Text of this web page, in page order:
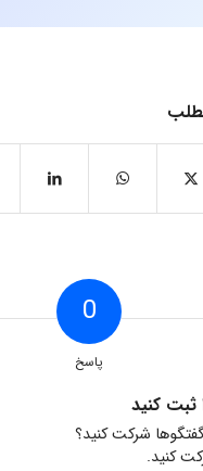
0
پاسخ
ثبت کنید
شرکت کنید؟
کنید.